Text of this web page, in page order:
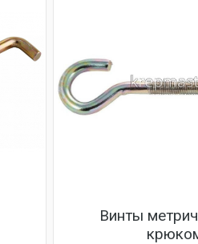
Винты